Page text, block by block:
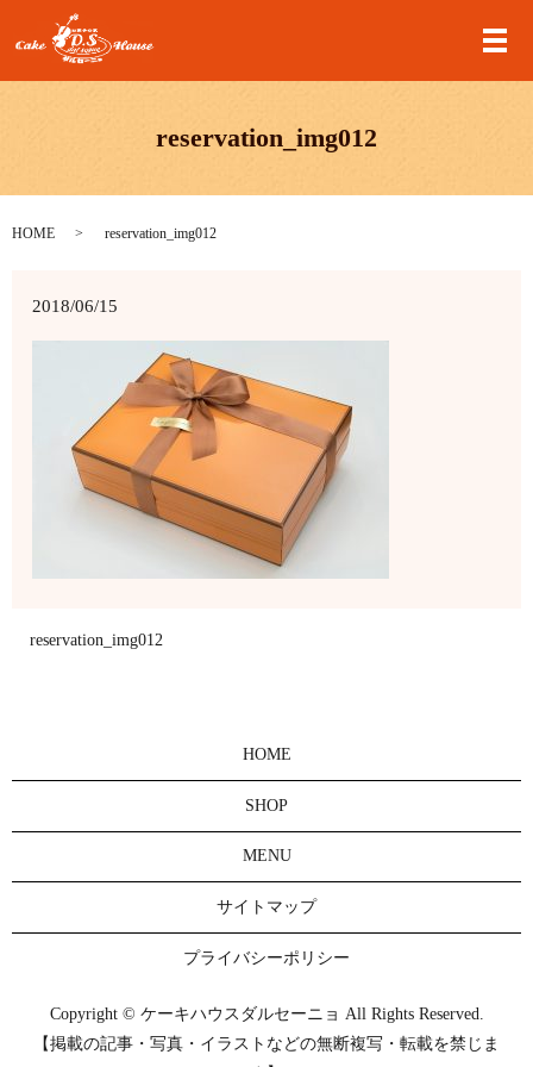
メ
reservation_img012
HOME reservation_img012
2018/06/15
reservation_img012
HOME
SHOP
MENU
サイトマップ
プライバシーポリシー
Copyright © ケーキハウスダルセーニョ All Rights Reserved.
【掲載の記事・写真・イラストなどの無断複写・転載を禁じま